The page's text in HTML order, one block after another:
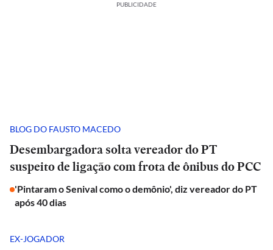
PUBLICIDADE
BLOG DO FAUSTO MACEDO
Desembargadora solta vereador do PT
suspeito de ligação com frota de ônibus do PCC
'Pintaram o Senival como o demônio', diz vereador do PT
após 40 dias
EX-JOGADOR